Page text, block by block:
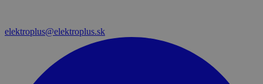
elektroplus@elektroplus.sk